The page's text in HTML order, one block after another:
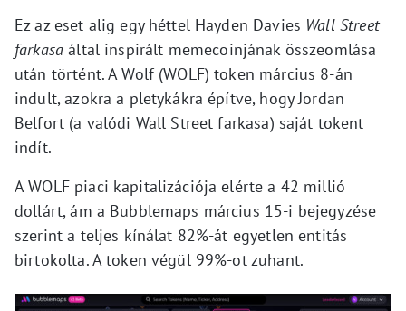
Ez az eset alig egy héttel Hayden Davies Wall Street
farkasa által inspirált memecoinjának összeomlása
után történt. A Wolf (WOLF) token március 8-án
indult, azokra a pletykákra építve, hogy Jordan
Belfort (a valódi Wall Street farkasa) saját tokent
indít.
A WOLF piaci kapitalizációja elérte a 42 millió
dollárt, ám a Bubblemaps március 15-i bejegyzése
szerint a teljes kínálat 82%-át egyetlen entitás
birtokolta. A token végül 99%-ot zuhant.